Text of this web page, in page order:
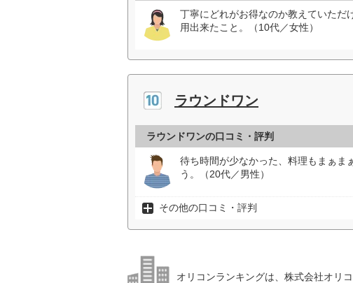
丁寧にどれがお得なのか教えていただ
用出来たこと。（10代／女性）
ラウンドワン
ラウンドワンの口コミ・評判
待ち時間が少なかった、料理もまぁま
う。（20代／男性）
その他の口コミ・評判
オリコンランキングは、株式会社オリ